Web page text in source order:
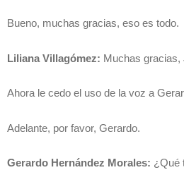
Bueno, muchas gracias, eso es todo.
Liliana Villagómez: Muchas gracias,
Ahora le cedo el uso de la voz a
Adelante, por favor, Gerardo.
Gerardo Hernández Morales: ¿Qué